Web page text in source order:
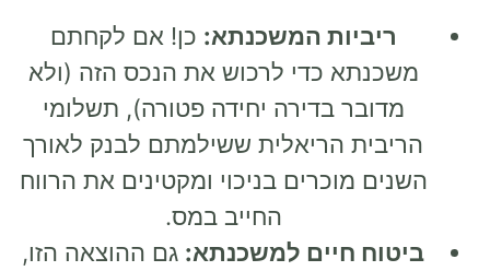
ריביות המשכנתא: כן! אם לקחתם
משכנתא כדי לרכוש את הנכס הזה (ולא
מדובר בדירה יחידה פטורה), תשלומי
הריבית הריאלית ששילמתם לבנק לאורך
השנים מוכרים בניכוי ומקטינים את הרווח
החייב במס.
ביטוח חיים למשכנתא: גם ההוצאה הזו,